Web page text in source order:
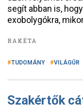
segít abban is,
exobolygókra,
RAKÉTA
TUDOMÁNY VILÁGŰR
Szakértők